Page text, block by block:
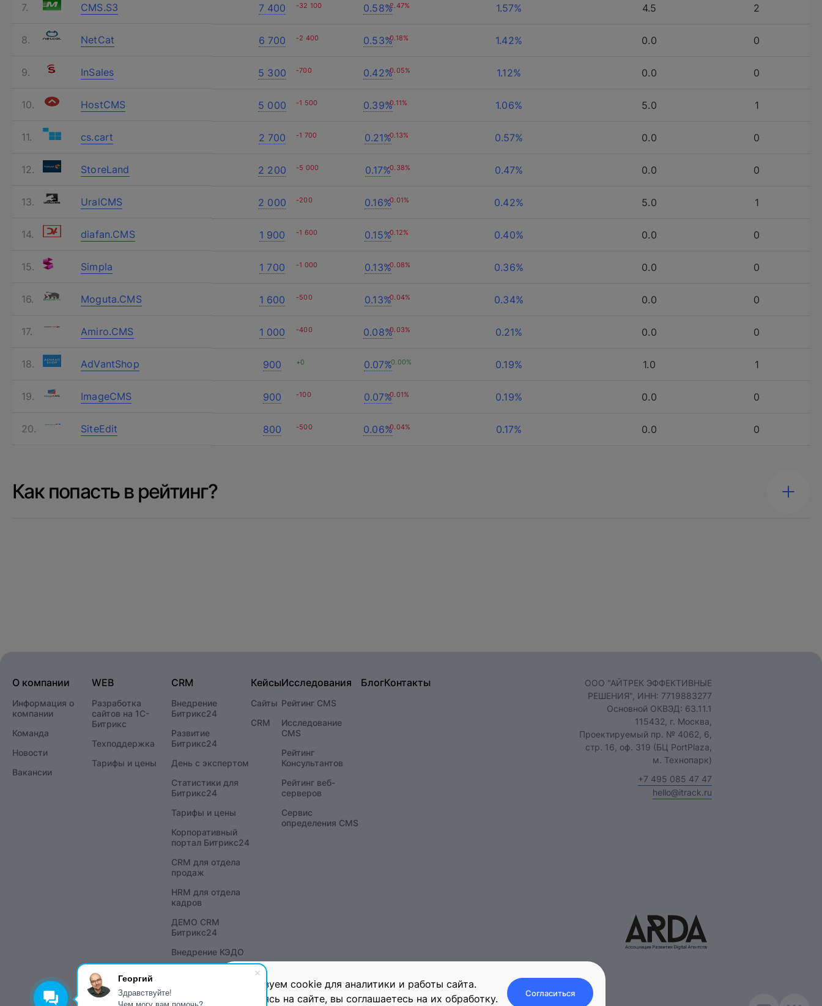
Георгий
Здравствуйте!
CMS.S3 7 400 -32 100 0.58%-2.47% 1.57% 4.5 2
NetCat 6 700 -2 400 0.53%-0.18% 1.42% 0.0 0
InSales 5 300 -700 0.42%-0.05% 1.12% 0.0 0
HostCMS 5 000 -1 500 0.39%-0.11% 1.06% 5.0 1
cs.cart 2 700 -1 700 0.21%-0.13% 0.57% 0.0 0
StoreLand 2 200 -5 000 0.17%-0.38% 0.47% 0.0 0
UralCMS 2 000 -200 0.16%-0.01% 0.42% 5.0 1
diafan.CMS 1 900 -1 600 0.15%-0.12% 0.40% 0.0 0
Simpla 1 700 -1 000 0.13%-0.08% 0.36% 0.0 0
Moguta.CMS 1 600 -500 0.13%-0.04% 0.34% 0.0 0
Amiro.CMS 1 000 -400 0.08%-0.03% 0.21% 0.0 0
AdVantShop 900 +0 0.07%+0.00% 0.19% 1.0 1
ImageCMS 900 -100 0.07%-0.01% 0.19% 0.0 0
SiteEdit 800 -500 0.06%-0.04% 0.17% 0.0 0
Как попасть в рейтинг?
О компании
Информация о
компании
Команда
Новости
Вакансии
WEB
Разработка
сайтов на 1С-
Битрикс
Техподдержка
Тарифы и цены
CRM
Внедрение
Битрикс24
Развитие
Битрикс24
День с экспертом
Статистики для
Битрикс24
Тарифы и цены
Корпоративный
портал Битрикс24
CRM для отдела
продаж
HRM для отдела
кадров
ДЕМО CRM
Битрикс24
Внедрение КЭДО
Кейсы
Сайты
CRM
Исследования
Рейтинг CMS
Исследование
CMS
Рейтинг
Консультантов
Рейтинг веб-
серверов
Сервис
определения CMS
БлогКонтакты
ООО "АЙТРЕК ЭФФЕКТИВНЫЕ
РЕШЕНИЯ", ИНН: 7719883277
Основной ОКВЭД: 63.11.1
115432, г. Москва,
Проектируемый пр. № 4062, 6,
стр. 16, оф. 319 (БЦ PortPlaza,
м. Технопарк)
+7 495 085 47 47
hello@itrack.ru
Обсудим ваш проект?
обработку персональных данных
и соглашаетесь с
Спасибо
В ближайшее время с вами свяжется наш лучший менеджер
Ошибка
Произошла ошибка при выполнении запроса. Пожалуйста, попробуйте снова.
О компании
Информация о компании
Новости
Акции
WEB
Разработка сайтов на 1С-Битрикс
Тарифы и цены
CRM
Внедрение Битрикс24
Развитие Битрикс24
Статистики для Битрикс24
Корпоративный портал Битрикс24
HRM для отдела кадров
Внедрение КЭДО
Кейсы
Сайты
Блог
Контакты
Используем cookie для аналитики и работы сайта.
Оставаясь на сайте, вы соглашаетесь на их обработку.
Согласиться